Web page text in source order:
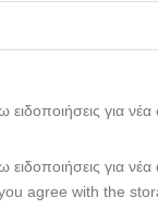
για
για
agree with the